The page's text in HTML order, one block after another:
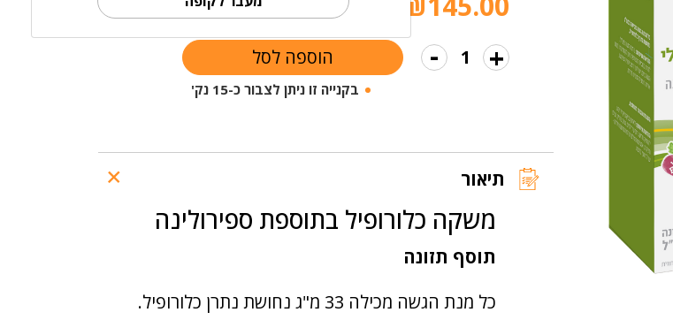
הבאות.
+ כמות
- הוספה לסל
בקנייה זו ניתן לצבור כ-15 נק'
תיאור
משקה כלורופיל בתוספת ספירולינה
תוסף תזונה
כל מנת הגשה מכילה 33 מ"ג נחושת נתרן כלורופיל.